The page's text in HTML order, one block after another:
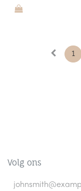
1
Volg ons